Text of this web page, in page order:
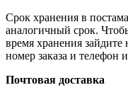
Срок хранения в
аналогичный срок.
время хранения зайдите
номер заказа и телефон
Почтовая доставка